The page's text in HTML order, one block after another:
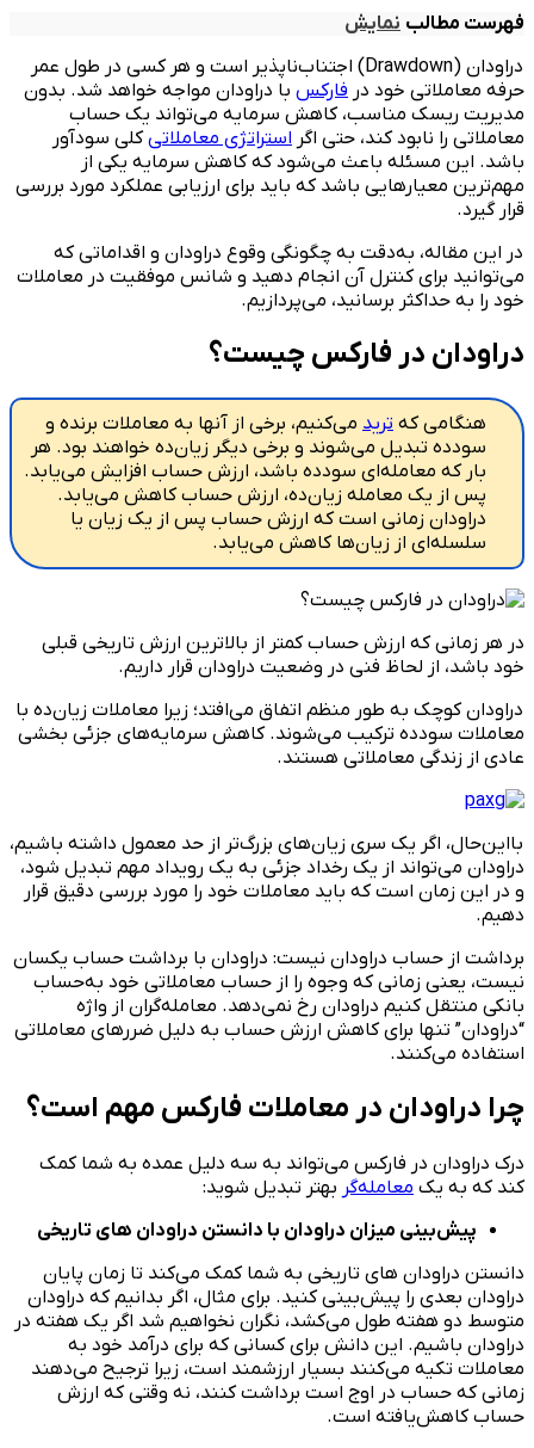
فهرست مطالب نمایش
دراودان (Drawdown) اجتناب‌ناپذیر است و هر کسی در طول عمر
حرفه معاملاتی خود در فارکس با دراودان مواجه خواهد شد. بدون
مدیریت ریسک مناسب، کاهش سرمایه می‌تواند یک حساب
معاملاتی را نابود کند، حتی اگر استراتژی معاملاتیکلی سودآور
باشد. این مسئله باعث می‌شود که کاهش سرمایه یکی از
مهم‌ترین معیارهایی باشد که باید برای ارزیابی عملکرد مورد بررسی
قرار گیرد.
در این مقاله، به‌دقت به چگونگی وقوع دراودان و اقداماتی که
می‌توانید برای کنترل آن انجام دهید و شانس موفقیت در معاملات
خود را به حداکثر برسانید، می‌پردازیم.
دراودان در فارکس چیست؟
هنگامی که ترید می‌کنیم، برخی از آنها به معاملات برنده و
سودده تبدیل می‌شوند و برخی دیگر زیان‌ده خواهند بود. هر
بار که معامله‌ای سودده باشد، ارزش حساب افزایش می‌یابد.
پس از یک معامله زیان‌ده، ارزش حساب کاهش می‌یابد.
دراودان زمانی است که ارزش حساب پس از یک زیان یا
سلسله‌ای از زیان‌ها کاهش می‌یابد.
در هر زمانی که ارزش حساب کمتر از بالاترین ارزش تاریخی قبلی
خود باشد، از لحاظ فنی در وضعیت دراودان قرار داریم.
دراودان کوچک به طور منظم اتفاق می‌افتد؛ زیرا معاملات زیان‌ده با
معاملات سودده ترکیب می‌شوند. کاهش سرمایه‌های جزئی بخشی
عادی از زندگی معاملاتی هستند.
بااین‌حال، اگر یک سری زیان‌های بزرگ‌تر از حد معمول داشته باشیم،
دراودان می‌تواند از یک رخداد جزئی به یک رویداد مهم تبدیل شود،
و در این زمان است که باید معاملات خود را مورد بررسی دقیق قرار
دهیم.
برداشت از حساب دراودان نیست: دراودان با برداشت حساب یکسان
نیست، یعنی زمانی که وجوه را از حساب معاملاتی خود به‌حساب
بانکی منتقل کنیم دراودان رخ نمی‌دهد. معامله‌گران از واژه
“دراودان” تنها برای کاهش ارزش حساب به دلیل ضررهای معاملاتی
استفاده می‌کنند.
چرا دراودان در معاملات فارکس مهم است؟
درک دراودان در فارکس می‌تواند به سه دلیل عمده به شما کمک
کند که به یک معامله‌گر بهتر تبدیل شوید:
پیش‌بینی میزان دراودان با دانستن دراودان های تاریخی
دانستن دراودان های تاریخی به شما کمک می‌کند تا زمان پایان
دراودان بعدی را پیش‌بینی کنید. برای مثال، اگر بدانیم که دراودان
متوسط دو هفته طول می‌کشد، نگران نخواهیم شد اگر یک هفته در
دراودان باشیم. این دانش برای کسانی که برای درآمد خود به
معاملات تکیه می‌کنند بسیار ارزشمند است، زیرا ترجیح می‌دهند
زمانی که حساب در اوج است برداشت کنند، نه وقتی که ارزش
حساب کاهش‌یافته است.